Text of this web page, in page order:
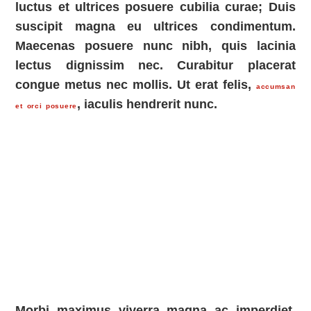
luctus et ultrices posuere cubilia curae; Duis
suscipit magna eu ultrices condimentum.
Maecenas posuere nunc nibh, quis lacinia
lectus dignissim nec. Curabitur placerat
congue metus nec mollis. Ut erat felis,
accumsan
et orci posuere, iaculis hendrerit nunc.